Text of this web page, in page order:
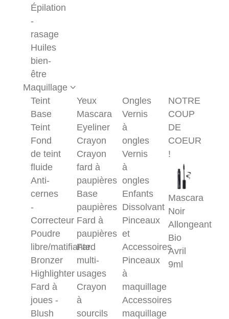
Épilation
-
rasage
Huiles
bien-
être
Maquillage
Teint
Base
Teint
Fond
de teint
fluide
Anti-
cernes
-
Correcteur
Poudre
libre/matifiante
Bronzer
Highlighter
Fard à
joues -
Blush
Yeux
Mascara
Eyeliner
Crayon
Crayon
fard à
paupières
Base
paupières
Fard à
paupières
Fard
multi-
usages
Crayon
à
sourcils
Ongles
Vernis
à
ongles
Vernis
à
ongles
Enfants
Dissolvant
Pinceaux
et
Accessoires
Pinceaux
à
maquillage
Accessoires
maquillage
NOTRE
COUP
DE
COEUR
!
Mascara
Noir
Allongeant
Bio
Avril
9ml